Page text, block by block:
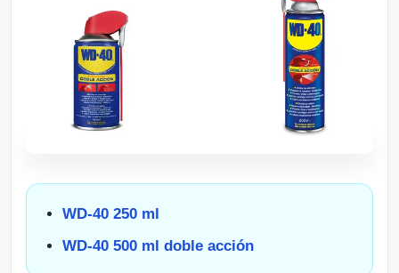
WD-40 250 ml
WD-40 500 ml doble acción